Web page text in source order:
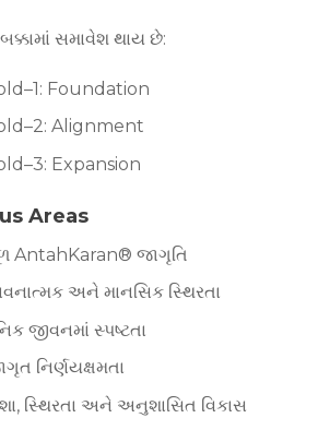
સમાવેશ થાય છે:
Foundation
Alignment
Expansion
Areas
AntahKaran® જાગૃતિ
અને માનસિક સ્થિરતા
જીવનમાં સ્પષ્ટતા
નિર્ણયક્ષમતા
સ્થિરતા અને અનુશાસિત વિકાસ